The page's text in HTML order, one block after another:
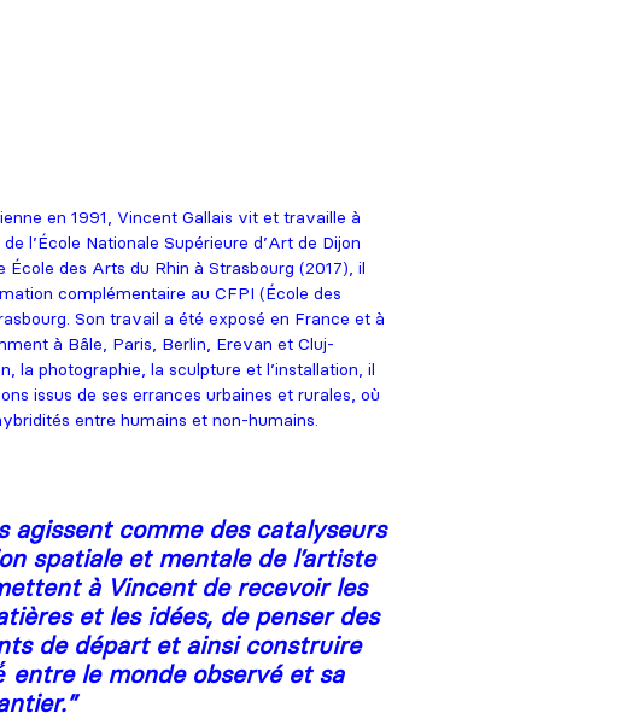
en 1991, Vincent Gallais vit et travaille à
l’École Nationale Supérieure d’Art de Dijon
École des Arts du Rhin à Strasbourg (2017), il
complémentaire au CFPI (École des
Son travail a été exposé en France et à
à Bâle, Paris, Berlin, Erevan et Cluj-
la photographie, la sculpture et l’installation, il
issus de ses errances urbaines et rurales, où
entre humains et non-humains.
agissent comme des catalyseurs
spatiale et mentale de l’artiste
à Vincent de recevoir les
et les idées, de penser des
de départ et ainsi construire
entre le monde observé et sa
”